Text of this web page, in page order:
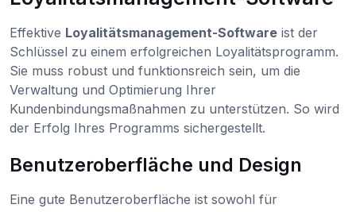
Effektive Loyalitätsmanagement-Software ist der
Schlüssel zu einem erfolgreichen Loyalitätsprogramm.
Sie muss robust und funktionsreich sein, um die
Verwaltung und Optimierung Ihrer
Kundenbindungsmaßnahmen zu unterstützen. So wird
der Erfolg Ihres Programms sichergestellt.
Benutzeroberfläche und Design
Eine gute Benutzeroberfläche ist sowohl für